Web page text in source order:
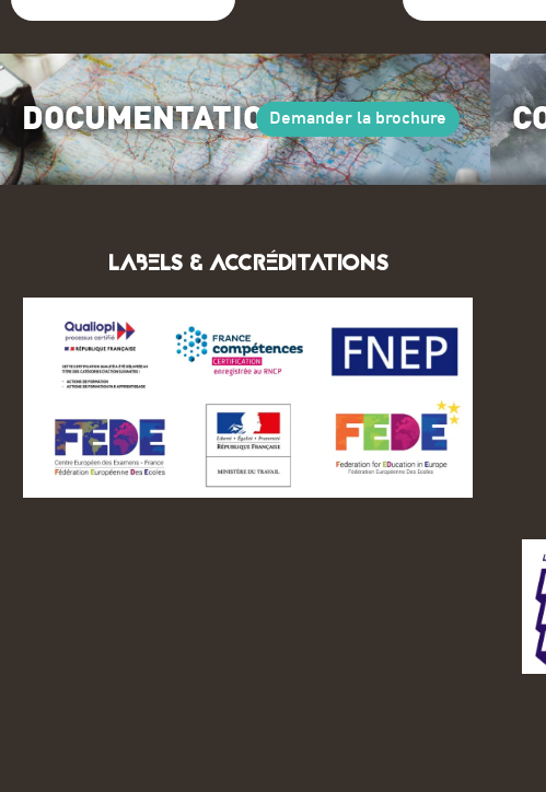
DOCUMENTATIONDemander la brochure
LABELS & ACCRÉDITATIONS